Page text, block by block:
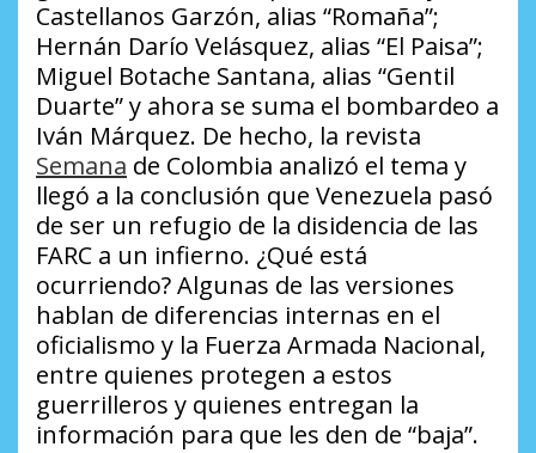
Castellanos Garzón, alias “Romaña”;
Hernán Darío Velásquez, alias “El Paisa”;
Miguel Botache Santana, alias “Gentil
Duarte” y ahora se suma el bombardeo a
Iván Márquez. De hecho, la revista
Semana de Colombia analizó el tema y
llegó a la conclusión que Venezuela pasó
de ser un refugio de la disidencia de las
FARC a un infierno. ¿Qué está
ocurriendo?Algunas de las versiones
hablan de diferencias internas en el
oficialismo y la Fuerza Armada Nacional,
entre quienes protegen a estos
guerrilleros y quienes entregan la
información para que les den de “baja”.